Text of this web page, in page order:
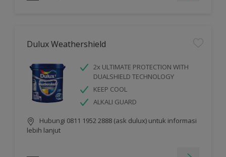
Dulux Weathershield
2x ULTIMATE PROTECTION WITH
DUALSHIELD TECHNOLOGY
KEEP COOL
ALKALI GUARD
Hubungi 0811 1952 2888 (ask dulux) untuk informasi
lebih lanjut